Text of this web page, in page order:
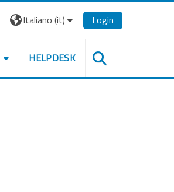
Italiano ‎(it)‎ Login
HELPDESK